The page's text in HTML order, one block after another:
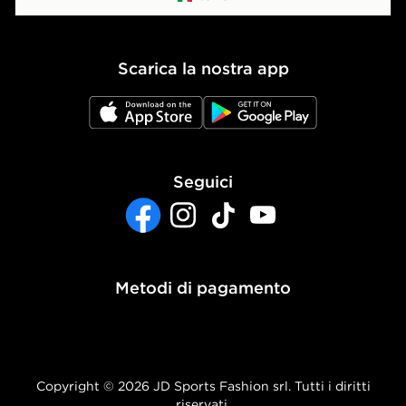
Impostazioni Cookie
Accessibilità
Scarica la nostra app
JD App Store JD Google Play
Seguici
Metodi di pagamento
Copyright © 2026 JD Sports Fashion srl. Tutti i diritti